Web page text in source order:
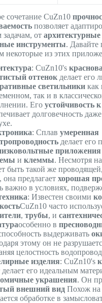
сочетание CuZn10
позволяет
от архитектурные
инструменты. Давайте
некоторые из этих
: CuZn10's
оттенокделает его
светильникикак
так и в
Его устойчивость
долговечность
: Сплав умеренная
делает его
приложения
и клеммы. Несмотря
быть такой же
она предлагает хорошая
важно в условиях,
: Известен своими
CuZn10 часто
, трубы, и
особенно в
выдерживать
этому он не
целостность
изделия: CuZn10's
делает его идеальным
украшения. Он
внешний видПохож на
обработке в